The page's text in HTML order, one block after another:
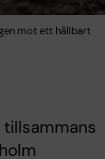
mot ett hållbart